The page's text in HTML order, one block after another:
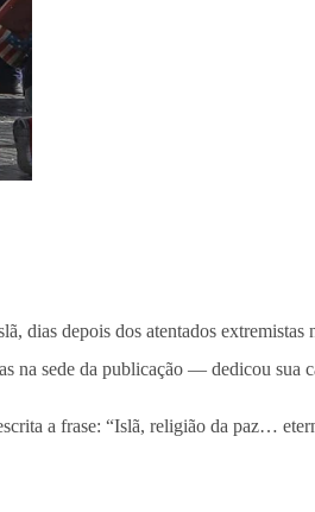
dias depois dos atentados
na sede da publicação — dedicou sua
a frase: “Islã, religião da paz…